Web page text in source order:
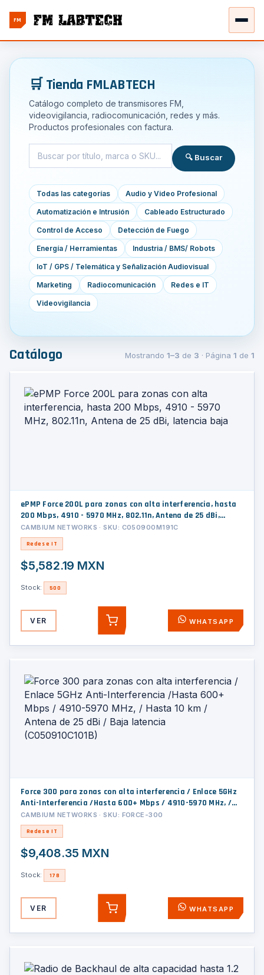
FM
🛒 Tienda FMLABTECH
Catálogo completo de transmisores FM,
videovigilancia, radiocomunicación, redes y más.
Productos profesionales con factura.
🔍 Buscar
Todas las categorías Audio y Video Profesional
Automatización e Intrusión Cableado Estructurado
Control de Acceso Detección de Fuego
Energía / Herramientas Industria / BMS/ Robots
IoT / GPS / Telemática y Señalización Audiovisual
Marketing Radiocomunicación Redes e IT
Videovigilancia
Catálogo Mostrando 1–3 de 3 · Página 1 de 1
ePMP Force 200L para zonas con alta interferencia, hasta
200 Mbps, 4910 - 5970 MHz, 802.11n, Antena de 25 dBi,
latencia baja
CAMBIUM NETWORKS · SKU: C050900M191C
Redes e IT
$5,582.19 MXN
Stock: 500
VER AGREGAR WHATSAPP
Force 300 para zonas con alta interferencia / Enlace 5GHz
Anti-Interferencia /Hasta 600+ Mbps / 4910-5970 MHz, /
Hasta 10 km / Antena de 25 dBi / Baja latencia
(C050910C101B)
CAMBIUM NETWORKS · SKU: FORCE-300
Redes e IT
$9,408.35 MXN
Stock: 178
VER AGREGAR WHATSAPP